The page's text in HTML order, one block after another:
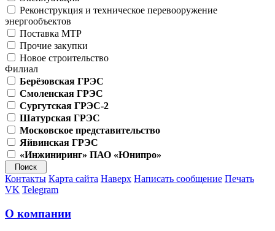
Реконструкция и техническое перевооружение
энергообъектов
Поставка МТР
Прочие закупки
Новое строительство
Филиал
Берёзовская ГРЭС
Смоленская ГРЭС
Сургутская ГРЭС-2
Шатурская ГРЭС
Московское представительство
Яйвинская ГРЭС
«Инжиниринг» ПАО «Юнипро»
Контакты Карта сайта Наверх Написать сообщение Печать
VK Telegram
О компании